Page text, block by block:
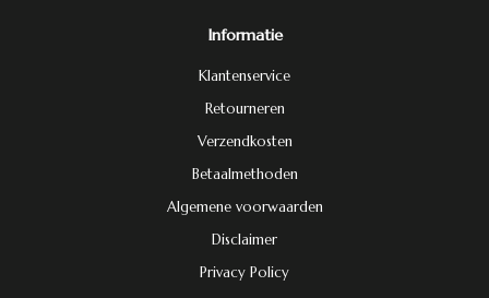
Informatie
Klantenservice
Retourneren
Verzendkosten
Betaalmethoden
Algemene voorwaarden
Disclaimer
Privacy Policy